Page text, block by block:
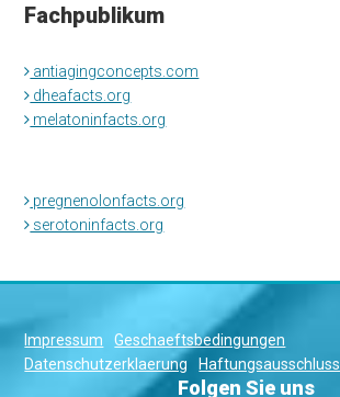
Fachpublikum
antiagingconcepts.com
dheafacts.org
melatoninfacts.org
pregnenolonfacts.org
serotoninfacts.org
Impressum
Geschaeftsbedingungen
Datenschutzerklaerung
Haftungsausschluss
Folgen Sie uns